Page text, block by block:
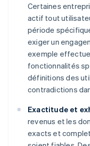
Certaines
actif tout
période
exiger un
exemple
fonctionnalités
définitions des
contradictions
Exactitude et
revenus et les
exacts et